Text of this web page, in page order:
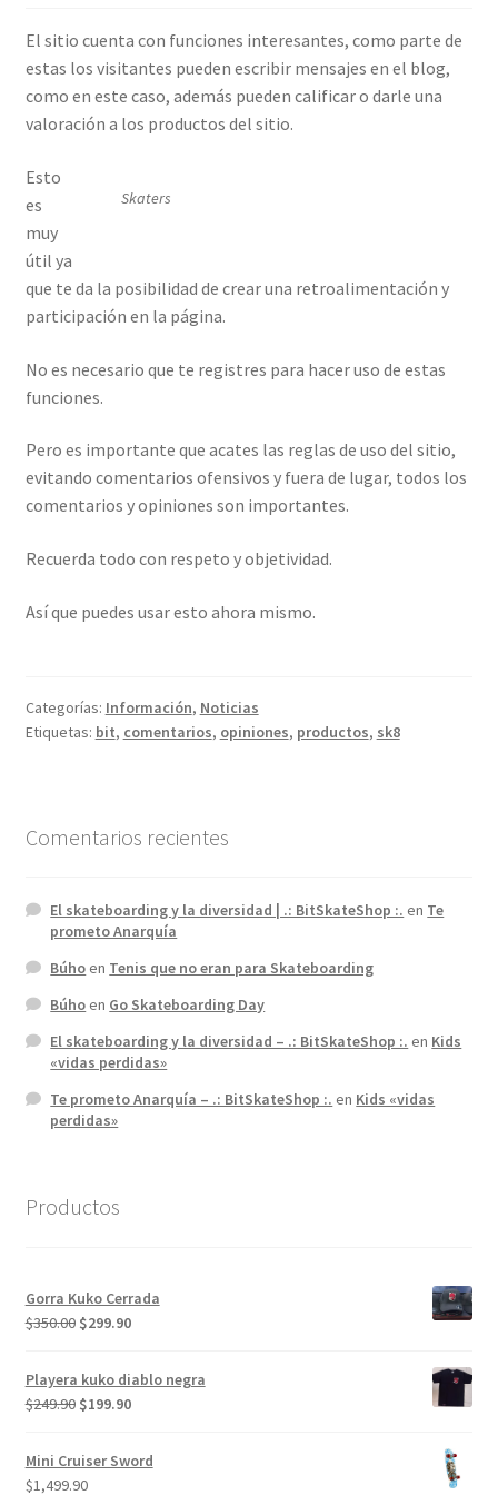
El sitio cuenta con funciones interesantes, como parte de
estas los visitantes pueden escribir mensajes en el blog,
como en este caso, además pueden calificar o darle una
valoración a los productos del sitio.
Skaters
Esto
es
muy
útil ya
que te da la posibilidad de crear una retroalimentación y
participación en la página.
No es necesario que te registres para hacer uso de estas
funciones.
Pero es importante que acates las reglas de uso del sitio,
evitando comentarios ofensivos y fuera de lugar, todos los
comentarios y opiniones son importantes.
Recuerda todo con respeto y objetividad.
Así que puedes usar esto ahora mismo.
Categorías: Información, Noticias
Etiquetas: bit, comentarios, opiniones, productos, sk8
Comentarios recientes
El skateboarding y la diversidad | .: BitSkateShop :. en Te
prometo Anarquía
Búhoen Tenis que no eran para Skateboarding
Búhoen Go Skateboarding Day
El skateboarding y la diversidad – .: BitSkateShop :. en Kids
«vidas perdidas»
Te prometo Anarquía – .: BitSkateShop :. en Kids «vidas
perdidas»
Productos
Gorra Kuko Cerrada
$350.00 El
original
era:
$299.90El
actual
es:
Playera kuko diablo negra
$249.90 El
original
era:
$199.90El
actual
Mini Cruiser Sword
$1,499.90